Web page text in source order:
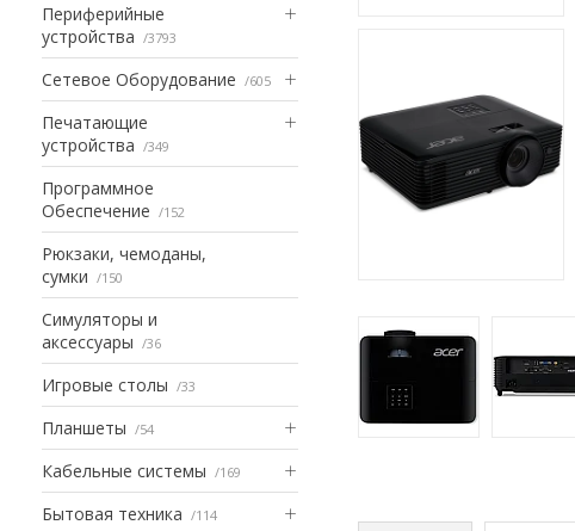
Периферийные
устройства
3793
Сетевое Оборудование 605
Печатающие
устройства
349
Программное
Обеспечение
152
Рюкзаки, чемоданы,
сумки
150
Симуляторы и
аксессуары
36
Игровые столы 33
Планшеты 54
Кабельные системы 169
Бытовая техника 114